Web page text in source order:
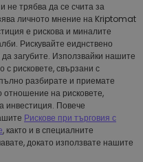
не трябва да се счита за
личното мнение на Kriptomat
е рискова и миналите
Рискувайте еиднствено
загубите. Използвайки нашите
с рисковете, свързани с
разбирате и приемате
отношение на рисковете,
инвестиция. Повече
Рискове при търговия с
, както и в специалните
докато използвате нашите